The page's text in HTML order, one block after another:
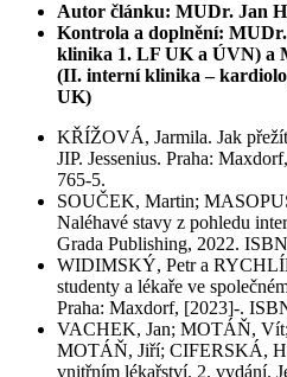
Autor článku: MUDr. Jan
Kontrola a doplnění:
klinika 1. LF UK a ÚVN) a
(II. interní klinika –
UK)
KŘÍŽOVÁ, Jarmila. Jak
JIP. Jessenius. Praha:
765-5.
SOUČEK, Martin;
Naléhavé stavy z pohledu
Grada Publishing, 2022.
WIDIMSKÝ, Petr a
studenty a lékaře ve
Praha: Maxdorf, [2023]-.
VACHEK, Jan; MOTÁŇ,
MOTÁŇ, Jiří; CIFERSKÁ,
vnitřním lékařství. 2. vydání.